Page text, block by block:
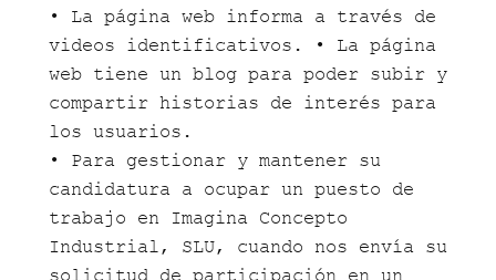
• La página web informa a través de
videos identificativos. • La página
web tiene un blog para poder subir y
compartir historias de interés para
los usuarios.
• Para gestionar y mantener su
candidatura a ocupar un puesto de
trabajo en Imagina Concepto
Industrial, SLU, cuando nos envía su
solicitud de participación en un